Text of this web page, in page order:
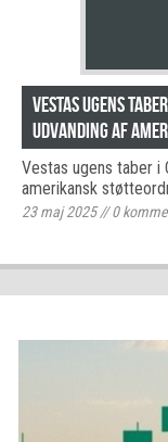
Vestas ugens
udvanding af
Vestas ugens taber
amerikansk
23 maj 2025//0